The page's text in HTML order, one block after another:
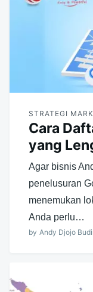
STRATEGI
Cara
yang
Agar bisnis
penelusuran
menemukan
Anda perlu…
by Andy Djojo